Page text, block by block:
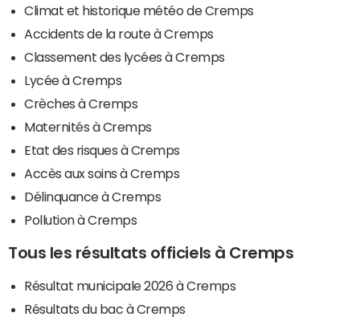
Climat et historique météo de Cremps
Accidents de la route à Cremps
Classement des lycées à Cremps
Lycée à Cremps
Crèches à Cremps
Maternités à Cremps
Etat des risques à Cremps
Accès aux soins à Cremps
Délinquance à Cremps
Pollution à Cremps
Tous les résultats officiels à Cremps
Résultat municipale 2026 à Cremps
Résultats du bac à Cremps